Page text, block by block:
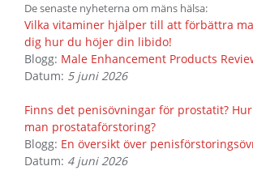
De senaste nyheterna om mäns hälsa:
Vilka vitaminer hjälper till att förbättra
dig hur du höjer din libido!
Blogg: Male Enhancement Products
Datum: 5 juni 2026
Finns det penisövningar för prostatit?
man prostataförstoring?
Blogg: En översikt över
Datum: 4 juni 2026